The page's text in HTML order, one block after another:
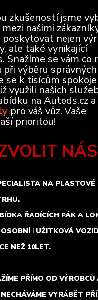
zkušeností jsme
našimi
nejen
ale také vynikající
Snažíme se vám co
při výběru správných
se k tisícům
využili našich
na Autods.cz
pro váš vůz. Vaše
prioritou!
NA PLASTOVÉ
ŘADÍCÍCH PÁK A
I UŽITKOVÁ
NEŽ 10LET.
PŘÍMO OD VÝROBCŮ
VYRÁBĚT